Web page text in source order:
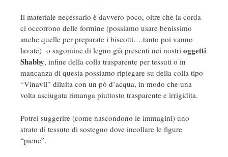
Il materiale necessario è davvero poco, oltre che la corda
ci occorrono delle formine (possiamo usare benissimo
anche quelle per preparate i biscotti….tanto poi vanno
lavate) o sagomine di legno già presenti nei nostri oggetti
Shabby, infine della colla trasparente per tessuti o in
mancanza di questa possiamo ripiegare su della colla tipo
“Vinavil” diluita con un pò d’acqua, in modo che una
volta asciugata rimanga piuttosto trasparente e irrigidita.
Potrei suggerire (come nascondono le immagini) uno
strato di tessuto di sostegno dove incollare le figure
“piene”.